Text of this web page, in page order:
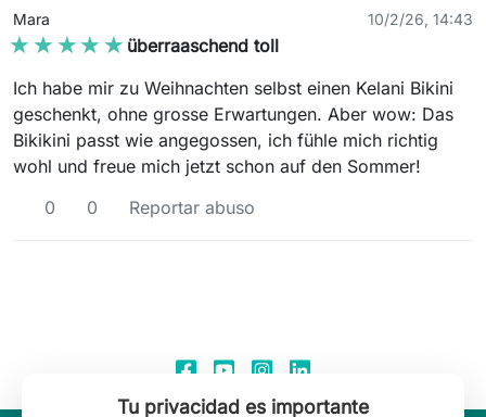
Mara 10/2/26, 14:43
★★★★★
★★★★★ überraaschend toll
Ich habe mir zu Weihnachten selbst einen Kelani Bikini
geschenkt, ohne grosse Erwartungen. Aber wow: Das
Bikikini passt wie angegossen, ich fühle mich richtig
wohl und freue mich jetzt schon auf den Sommer!
0
0 Reportar abuso
Tu privacidad es importante